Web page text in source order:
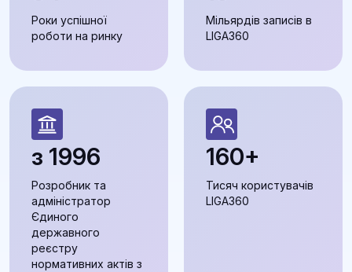
Роки успішної
роботи на ринку
Мільярдів записів в
LIGA360
з 1996
Розробник та
адміністратор
Єдиного
державного
реєстру
нормативних актів з
160+
Тисяч користувачів
LIGA360